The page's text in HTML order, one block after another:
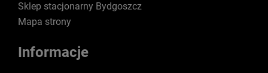
Sklep stacjonarny Bydgoszcz
Mapa strony
Informacje